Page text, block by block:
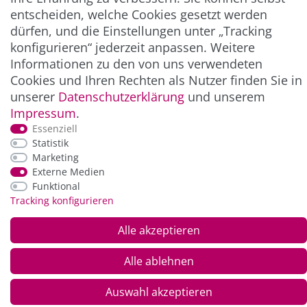
ZAHLUNG & VERSAND
*Alle Preise inkl. der gesetzl. MwSt. zzgl.
und Versandkosten
entscheiden, welche Cookies gesetzt werden
dürfen, und die Einstellungen unter „Tracking
konfigurieren“ jederzeit anpassen. Weitere
Informationen zu den von uns verwendeten
Cookies und Ihren Rechten als Nutzer finden Sie in
unserer Daten­schutz­erklärung und unserem
Impressum.
Essenziell
Statistik
Marketing
Externe Medien
Funktional
Tracking konfigurieren
Alle akzeptieren
Alle ablehnen
Auswahl akzeptieren
© Copyright 2026 Alle Rechte vorbehalten. |webshop by